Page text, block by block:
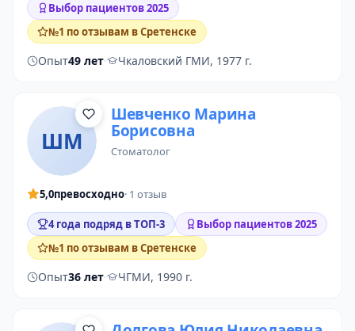
Выбор пациентов 2025
№1 по отзывам в Сретенске
Опыт49 лет· Чкаловский ГМИ, 1977 г.
ШМ
Шевченко Марина
Борисовна
стоматолог
5,0превосходно· 1 отзыв
4 года подряд в ТОП-3
Выбор пациентов 2025
№1 по отзывам в Сретенске
Опыт36 лет· ЧГМИ, 1990 г.